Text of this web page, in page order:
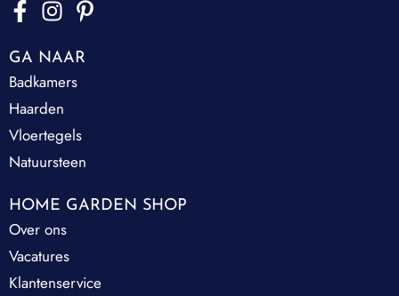
GA NAAR
Badkamers
Haarden
Vloertegels
Natuursteen
HOME GARDEN SHOP
Over ons
Vacatures
Klantenservice